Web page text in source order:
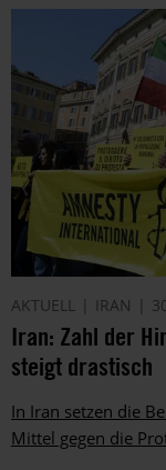
AKTUELL IRAN
Iran: Zahl der
steigt drastisch
In Iran setzen die
Mittel gegen die